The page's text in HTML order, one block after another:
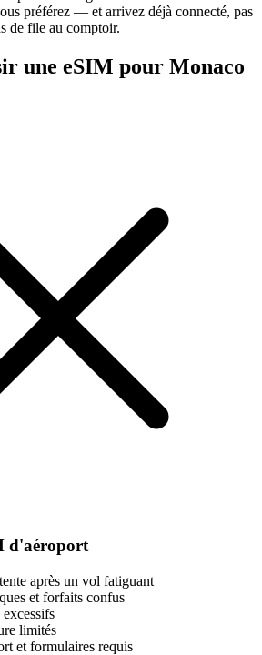
préférez — et arrivez déjà connecté, pas
de file au comptoir.
une eSIM pour Monaco
d'aéroport
après un vol fatiguant
et forfaits confus
limités
et formulaires requis